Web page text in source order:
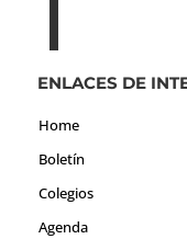
ENLACES DE
Home
Boletín
Colegios
Agenda